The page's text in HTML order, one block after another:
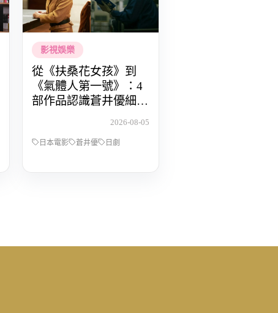
影視娛樂
從《扶桑花女孩》到
《氣體人第一號》：4
部作品認識蒼井優細膩
2026-08-05
日本電影 蒼井優 日劇